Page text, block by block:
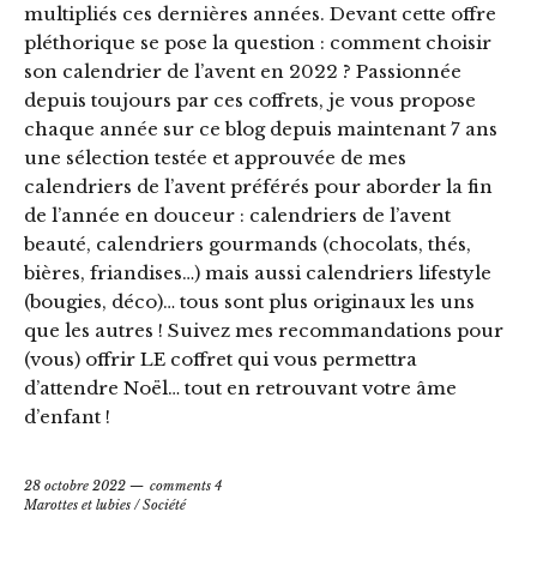
multipliés ces dernières années. Devant cette offre
pléthorique se pose la question : comment choisir
son calendrier de l’avent en 2022 ? Passionnée
depuis toujours par ces coffrets, je vous propose
chaque année sur ce blog depuis maintenant 7 ans
une sélection testée et approuvée de mes
calendriers de l’avent préférés pour aborder la fin
de l’année en douceur : calendriers de l’avent
beauté, calendriers gourmands (chocolats, thés,
bières, friandises…) mais aussi calendriers lifestyle
(bougies, déco)… tous sont plus originaux les uns
que les autres ! Suivez mes recommandations pour
(vous) offrir LE coffret qui vous permettra
d’attendre Noël… tout en retrouvant votre âme
d’enfant !
28 octobre 2022
comments 4
Marottes et lubies /Société